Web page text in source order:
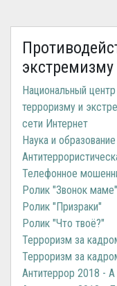
экстремизму
Национальный
терроризму и
сети Интернет
Наука и
Телефонное
Ролик "Звонок маме"
Ролик "Призраки"
Ролик "Что твоё?"
Терроризм за
Терроризм за
Антитеррор 2018 -